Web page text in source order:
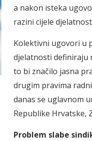
a nakon isteka
razini cijele
Kolektivni ugovori u
djelatnosti definiraju
to bi značilo jasna
drugim pravima
danas se uglavnom
Republike Hrvatske,
Problem slabe